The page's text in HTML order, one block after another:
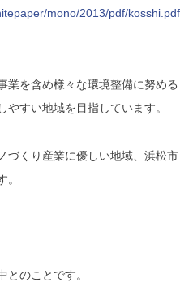
mono/2013/pdf/kosshi.pdf
業を含め様々な環境整備に努める
すい地域を目指しています。
づくり産業に優しい地域、浜松市
のことです。